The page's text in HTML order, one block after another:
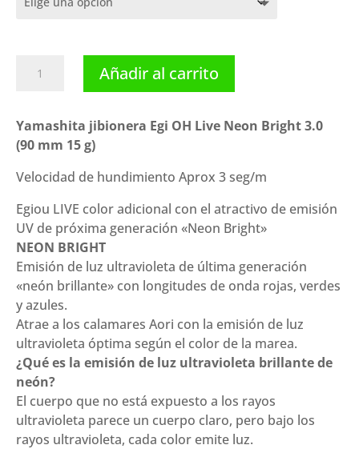
jibionera
OH
Live
Bright
(90
mm
15
g)
cantidad
Añadir al carrito
Yamashita jibionera Egi OH Live Neon Bright 3.0
(90 mm 15 g)
Velocidad de hundimiento Aprox 3 seg/m
Egiou LIVE color adicional con el atractivo de emisión
UV de próxima generación «Neon Bright»
NEON BRIGHT
Emisión de luz ultravioleta de última generación
«neón brillante» con longitudes de onda rojas, verdes
y azules.
Atrae a los calamares Aori con la emisión de luz
ultravioleta óptima según el color de la marea.
¿Qué es la emisión de luz ultravioleta brillante de
neón?
El cuerpo que no está expuesto a los rayos
ultravioleta parece un cuerpo claro, pero bajo los
rayos ultravioleta, cada color emite luz.